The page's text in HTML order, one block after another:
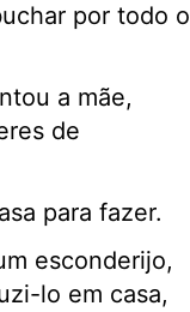
por todo o
a mãe,
de
para fazer.
esconderijo,
lo em casa,